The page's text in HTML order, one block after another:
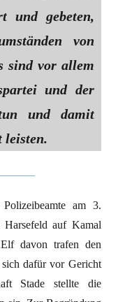
und gebeten,
von
sind vor allem
und der
und damit
leisten.
am 3.
Harsefeld auf Kamal
davon trafen den
dafür vor Gericht
Stade stellte die